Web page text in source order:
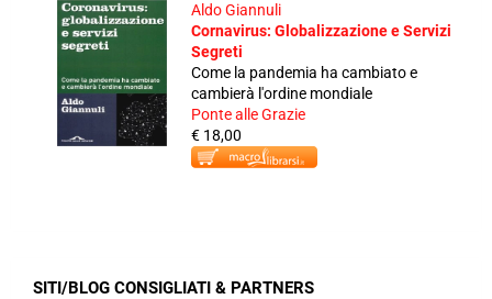
Aldo Giannuli
Cornavirus: Globalizzazione e Servizi
Segreti
Come la pandemia ha cambiato e
cambierà l'ordine mondiale
Ponte alle Grazie
€ 18,00
SITI/BLOG CONSIGLIATI & PARTNERS